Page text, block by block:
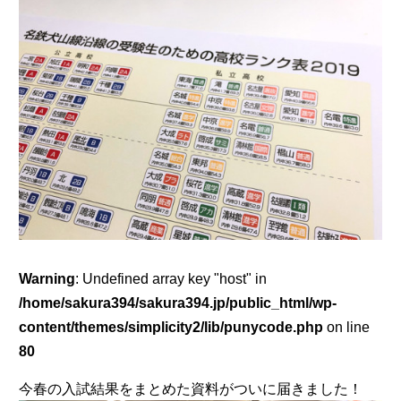
Warning: Undefined array key "host" in
/home/sakura394/sakura394.jp/public_html/wp-
content/themes/simplicity2/lib/punycode.phpon line
80
今春の入試結果をまとめた資料がついに届きました！